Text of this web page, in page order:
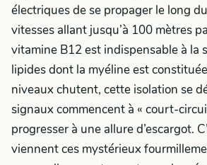
électriques de se propager le long
vitesses allant jusqu’à 100 mètres
vitamine B12 est indispensable à la
lipides dont la myéline est
niveaux chutent, cette isolation se
signaux commencent à « court-
progresser à une allure d’escargot.
viennent ces mystérieux